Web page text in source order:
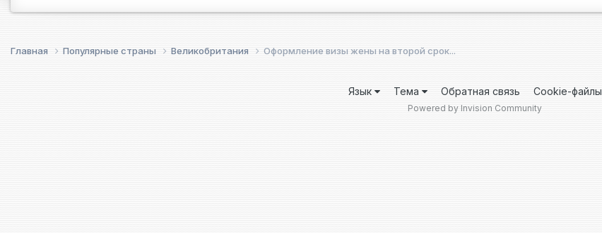
Главная Популярные страны Великобритания Оформление визы жены на второй срок...
Язык Тема Обратная связь Cookie-файлы
Powered by Invision Community